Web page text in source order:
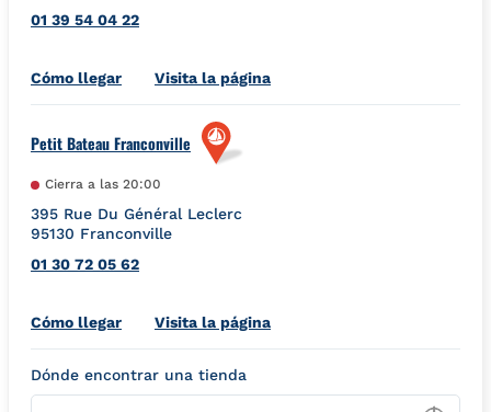
01 39 54 04 22
Cómo llegarLink Opens in New Tab
Visita la página
Petit Bateau Franconville
Cierra a las 20:00
395 Rue Du Général Leclerc
95130 Franconville
01 30 72 05 62
Cómo llegarLink Opens in New Tab
Visita la página
Dónde encontrar una tienda